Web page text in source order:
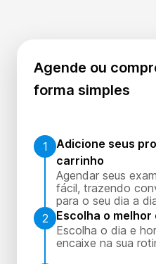
Agende ou
forma simples
1
Adicione seus
carrinho
Agendar seus
fácil, trazendo
para o seu dia a
2
Escolha o
Escolha o dia e
encaixe na sua